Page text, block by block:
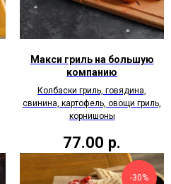
Макси гриль на большую
компанию
Колбаски гриль, говядина,
свинина, картофель, овощи гриль,
корнишоны
77.00 р.
-30%